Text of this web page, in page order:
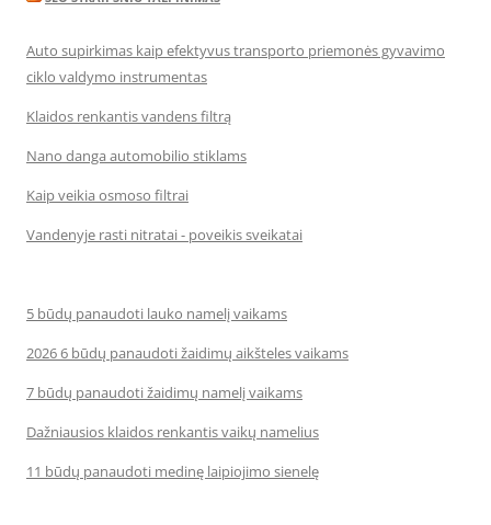
Auto supirkimas kaip efektyvus transporto priemonės gyvavimo
ciklo valdymo instrumentas
Klaidos renkantis vandens filtrą
Nano danga automobilio stiklams
Kaip veikia osmoso filtrai
Vandenyje rasti nitratai - poveikis sveikatai
5 būdų panaudoti lauko namelį vaikams
2026 6 būdų panaudoti žaidimų aikšteles vaikams
7 būdų panaudoti žaidimų namelį vaikams
Dažniausios klaidos renkantis vaikų namelius
11 būdų panaudoti medinę laipiojimo sienelę